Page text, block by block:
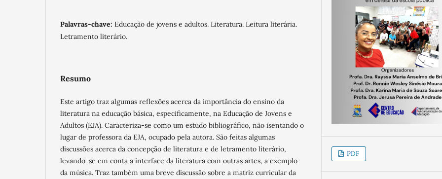
Palavras-chave: Educação de jovens e adultos. Literatura. Leitura literária.
Letramento literário.
Resumo
Este artigo traz algumas reflexões acerca da importância do ensino da
literatura na educação básica, especificamente, na Educação de Jovens e
Adultos (EJA). Caracteriza-se como um estudo bibliográfico, não isentando o
lugar de professora da EJA, ocupado pela autora. São feitas algumas
discussões acerca da concepção de literatura e de letramento literário,
levando-se em conta a interface da literatura com outras artes, a exemplo
da música. Traz também uma breve discussão sobre a matriz curricular da
PDF